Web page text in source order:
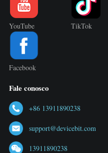
YouTube TikTok
Facebook
Fale conosco
+86 13911890238
support@devicebit.com
13911890238